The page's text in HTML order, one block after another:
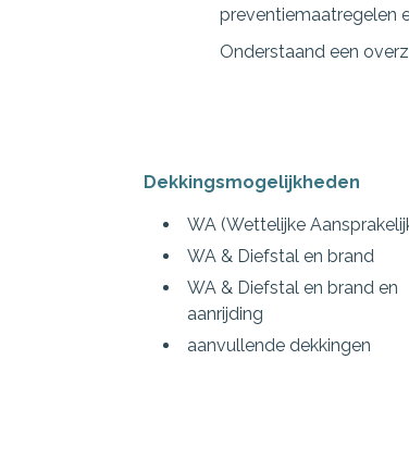
preventiemaatregelen
Onderstaand een
Dekkingsmogelijkheden
WA (Wettelijke
WA & Diefstal en brand
WA & Diefstal en brand en
aanrijding
aanvullende dekkingen